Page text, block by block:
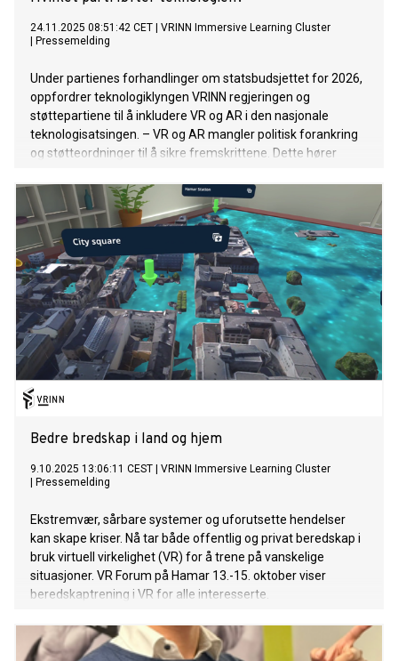
24.11.2025 08:51:42 CET
VRINN Immersive Learning Cluster
Pressemelding
Under partienes forhandlinger om statsbudsjettet for 2026,
oppfordrer teknologiklyngen VRINN regjeringen og
støttepartiene til å inkludere VR og AR i den nasjonale
teknologisatsingen. – VR og AR mangler politisk forankring
og støtteordninger til å sikre fremskrittene. Dette hører
sier VRINN-direktør Eli Bryhni.
Bedre bredskap i land og hjem
9.10.2025 13:06:11 CEST
VRINN Immersive Learning Cluster
Pressemelding
Ekstremvær, sårbare systemer og uforutsette hendelser
kan skape kriser. Nå tar både offentlig og privat beredskap i
bruk virtuell virkelighet (VR) for å trene på vanskelige
situasjoner. VR Forum på Hamar 13.-15. oktober viser
beredskaptrening i VR for alle interesserte.